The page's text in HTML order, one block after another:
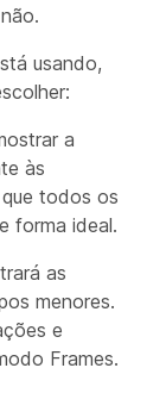
usando,
a
às
todos os
forma ideal.
as
menores.
e
Frames.